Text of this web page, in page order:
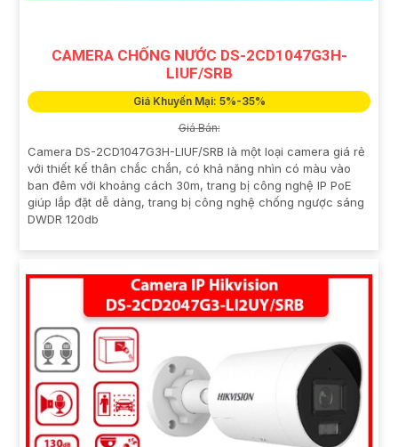
CAMERA CHỐNG NƯỚC DS-2CD1047G3H-
LIUF/SRB
Giá Khuyến Mại: 5%-35%
Giá Bán:
Camera DS-2CD1047G3H-LIUF/SRB là một loại camera giá rẻ
với thiết kế thân chắc chắn, có khả năng nhìn có màu vào
ban đêm với khoảng cách 30m, trang bị công nghệ IP PoE
giúp lắp đặt dễ dàng, trang bị công nghệ chống ngược sáng
DWDR 120db